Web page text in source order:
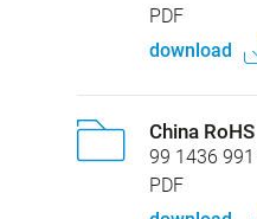
PDF
download
China RoHS
99 1436
PDF